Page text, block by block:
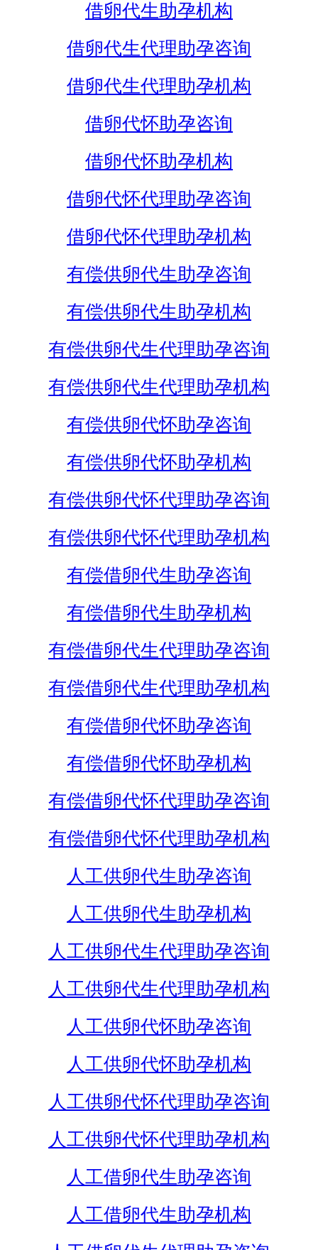
借卵代生助孕机构
借卵代生代理助孕咨询
借卵代生代理助孕机构
借卵代怀助孕咨询
借卵代怀助孕机构
借卵代怀代理助孕咨询
借卵代怀代理助孕机构
有偿供卵代生助孕咨询
有偿供卵代生助孕机构
有偿供卵代生代理助孕咨询
有偿供卵代生代理助孕机构
有偿供卵代怀助孕咨询
有偿供卵代怀助孕机构
有偿供卵代怀代理助孕咨询
有偿供卵代怀代理助孕机构
有偿借卵代生助孕咨询
有偿借卵代生助孕机构
有偿借卵代生代理助孕咨询
有偿借卵代生代理助孕机构
有偿借卵代怀助孕咨询
有偿借卵代怀助孕机构
有偿借卵代怀代理助孕咨询
有偿借卵代怀代理助孕机构
人工供卵代生助孕咨询
人工供卵代生助孕机构
人工供卵代生代理助孕咨询
人工供卵代生代理助孕机构
人工供卵代怀助孕咨询
人工供卵代怀助孕机构
人工供卵代怀代理助孕咨询
人工供卵代怀代理助孕机构
人工借卵代生助孕咨询
人工借卵代生助孕机构